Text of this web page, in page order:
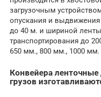
загрузочным
опускания и
до 40 м. и шириной
транспортирования до
650 мм., 800 мм., 1000 мм.
Конвейера
грузов